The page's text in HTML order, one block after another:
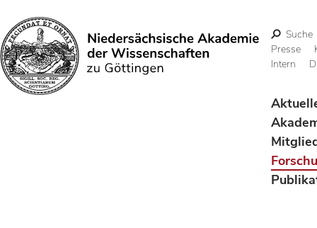
Suchen
Suche
Presse
Intern